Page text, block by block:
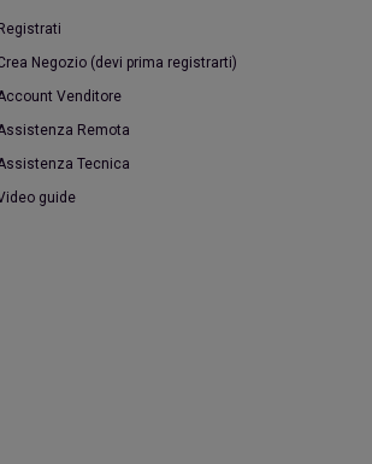
Registrati
Negozio (devi prima registrarti)
Venditore
Remota
Tecnica
guide